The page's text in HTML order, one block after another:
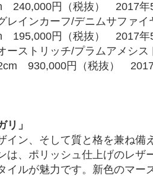
240,000円（税抜） 2017年
レインカーフ/デニムサファ
195,000円（税抜） 2017年
ーストリッチ/プラムアメシ
930,000円（税抜）
リ」
ン、そして質と格を兼ね備
は、ポリッシュ仕上げのレザ
イルが魅力です。新色のマー